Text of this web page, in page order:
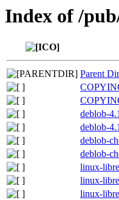
Index of /
Parent
deblob-
deblob-
deblob-
deblob-
linux-
linux-
linux-